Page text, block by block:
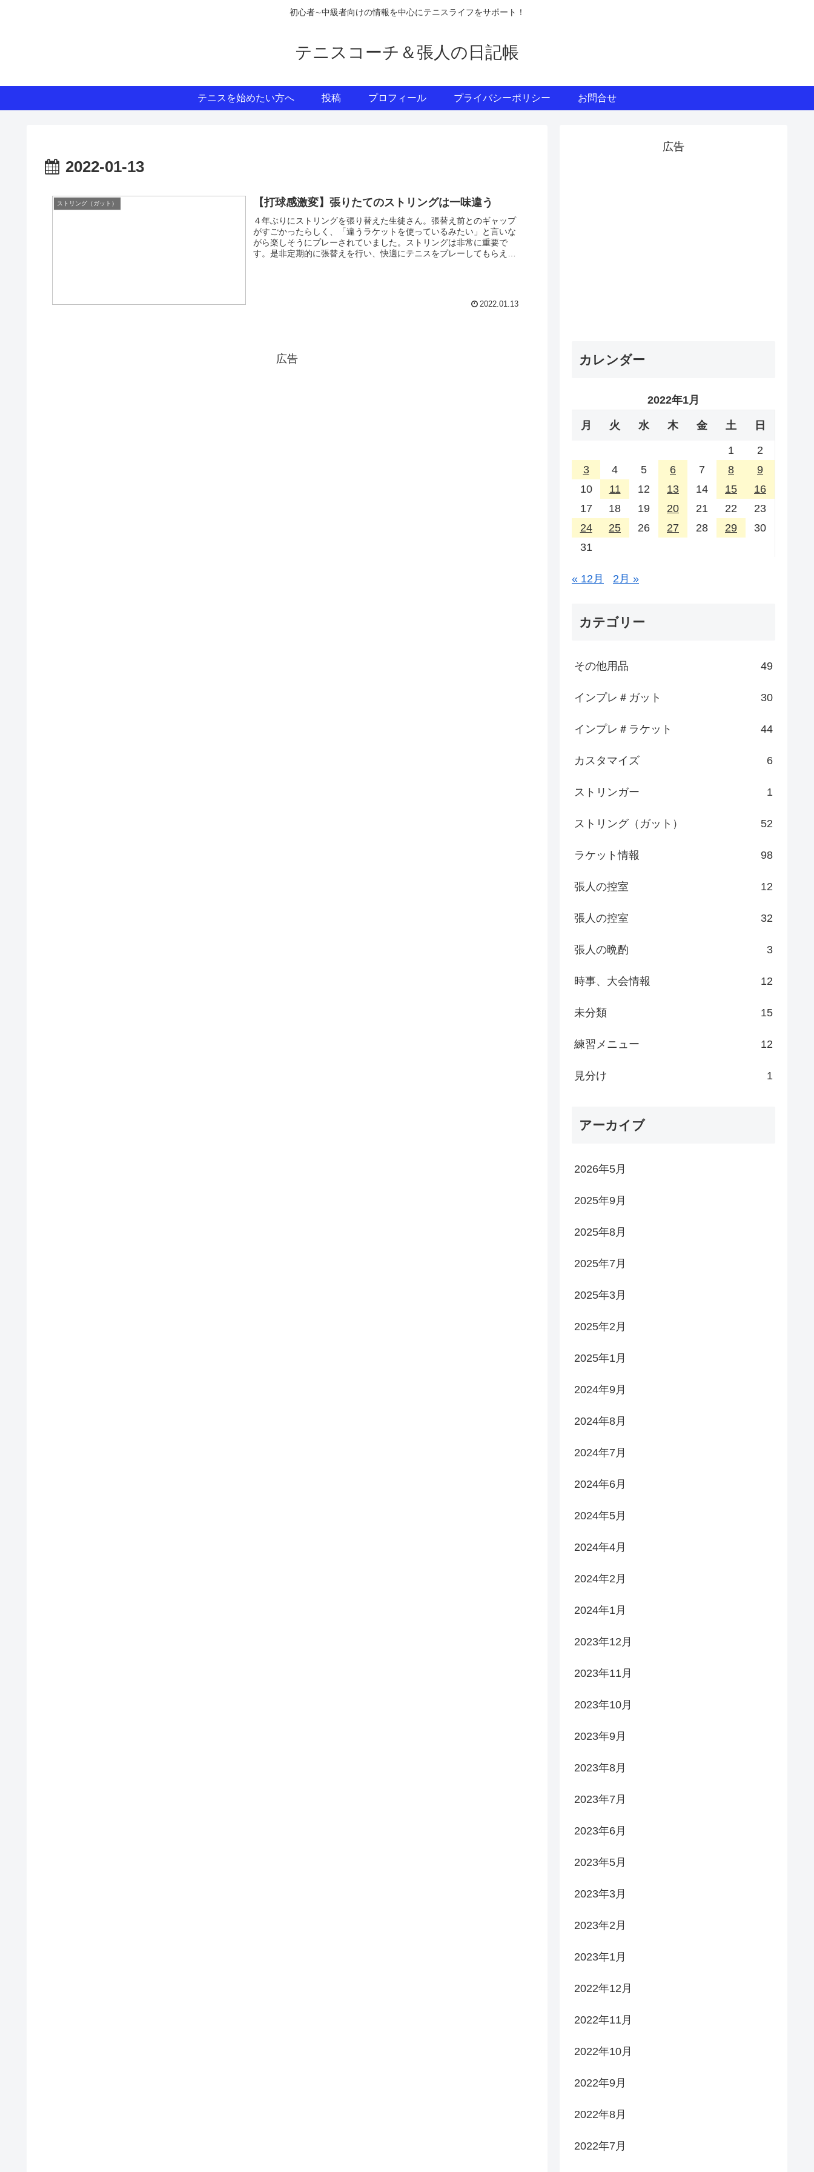
初心者∼中級者向けの情報を中心にテニスライフをサポート！
テニスコーチ＆張人の日記帳
テニスを始めたい方へ 投稿 プロフィール プライバシーポリシー お問合せ
2022-01-13
ストリング（ガット） 【打球感激変】張りたてのストリングは一味違う
４年ぶりにストリングを張り替えた生徒さん。張替え前とのギャップ
がすごかったらしく、「違うラケットを使っているみたい」と言いな
がら楽しそうにプレーされていました。ストリングは非常に重要で
す。是非定期的に張替えを行い、快適にテニスをプレーしてもらえた
2022.01.13
広告
広告
カレンダー
2022年1月
月 火 水 木 金 土 日
1
2
3
4 5 6 7 8
9
10
11 12 13 14 15
16
17
18 19 20 21 22
23
24
25 26 27 28 29
30
31
« 12月 2月 »
カテゴリー
その他用品 49
インプレ＃ガット 30
インプレ＃ラケット 44
カスタマイズ 6
ストリンガー 1
ストリング（ガット） 52
ラケット情報 98
張人の控室 12
張人の控室 32
張人の晩酌 3
時事、大会情報 12
未分類 15
練習メニュー 12
見分け 1
アーカイブ
2026年5月
2025年9月
2025年8月
2025年7月
2025年3月
2025年2月
2025年1月
2024年9月
2024年8月
2024年7月
2024年6月
2024年5月
2024年4月
2024年2月
2024年1月
2023年12月
2023年11月
2023年10月
2023年9月
2023年8月
2023年7月
2023年6月
2023年5月
2023年3月
2023年2月
2023年1月
2022年12月
2022年11月
2022年10月
2022年9月
2022年8月
2022年7月